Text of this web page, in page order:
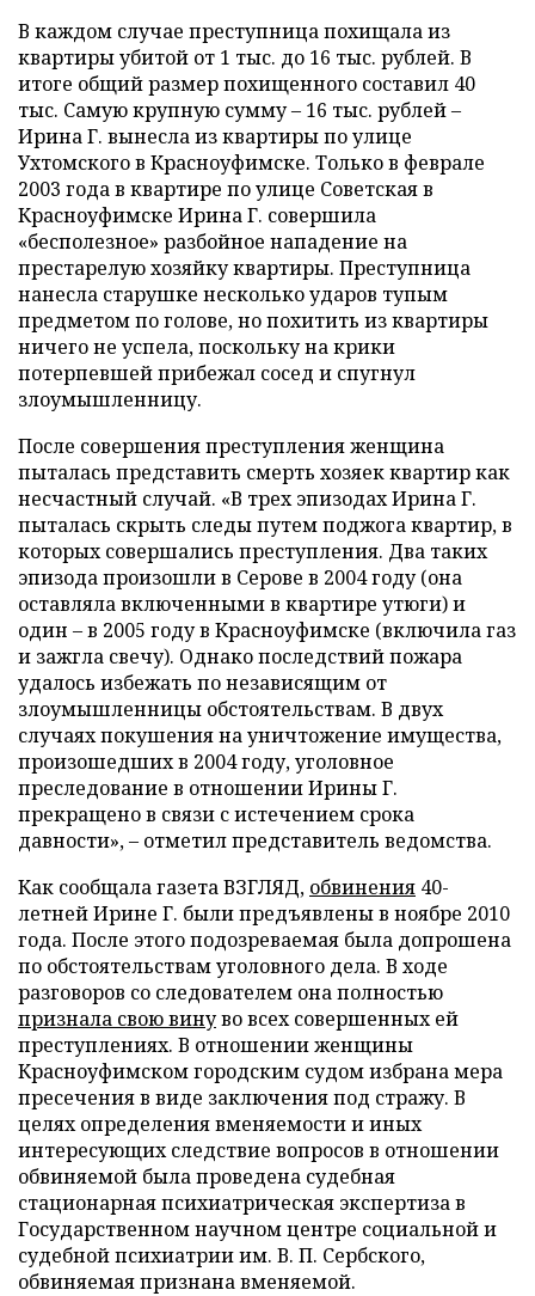
В каждом случае преступница похищала из
квартиры убитой от 1 тыс. до 16 тыс. рублей. В
итоге общий размер похищенного составил 40
тыс. Самую крупную сумму – 16 тыс. рублей –
Ирина Г. вынесла из квартиры по улице
Ухтомского в Красноуфимске. Только в феврале
2003 года в квартире по улице Советская в
Красноуфимске Ирина Г. совершила
«бесполезное» разбойное нападение на
престарелую хозяйку квартиры. Преступница
нанесла старушке несколько ударов тупым
предметом по голове, но похитить из квартиры
ничего не успела, поскольку на крики
потерпевшей прибежал сосед и спугнул
злоумышленницу.
После совершения преступления женщина
пыталась представить смерть хозяек квартир как
несчастный случай. «В трех эпизодах Ирина Г.
пыталась скрыть следы путем поджога квартир, в
которых совершались преступления. Два таких
эпизода произошли в Серове в 2004 году (она
оставляла включенными в квартире утюги) и
один – в 2005 году в Красноуфимске (включила газ
и зажгла свечу). Однако последствий пожара
удалось избежать по независящим от
злоумышленницы обстоятельствам. В двух
случаях покушения на уничтожение имущества,
произошедших в 2004 году, уголовное
преследование в отношении Ирины Г.
прекращено в связи с истечением срока
давности», – отметил представитель ведомства.
Как сообщала газета ВЗГЛЯД, обвинения 40-
летней Ирине Г. были предъявлены в ноябре 2010
года. После этого подозреваемая была допрошена
по обстоятельствам уголовного дела. В ходе
разговоров со следователем она полностью
признала свою винуво всех совершенных ей
преступлениях. В отношении женщины
Красноуфимском городским судом избрана мера
пресечения в виде заключения под стражу. В
целях определения вменяемости и иных
интересующих следствие вопросов в отношении
обвиняемой была проведена судебная
стационарная психиатрическая экспертиза в
Государственном научном центре социальной и
судебной психиатрии им. В. П. Сербского,
обвиняемая признана вменяемой.